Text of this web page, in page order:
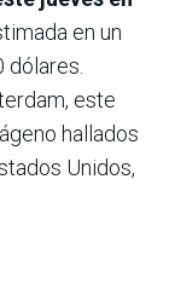
en un
este
hallados
Unidos,